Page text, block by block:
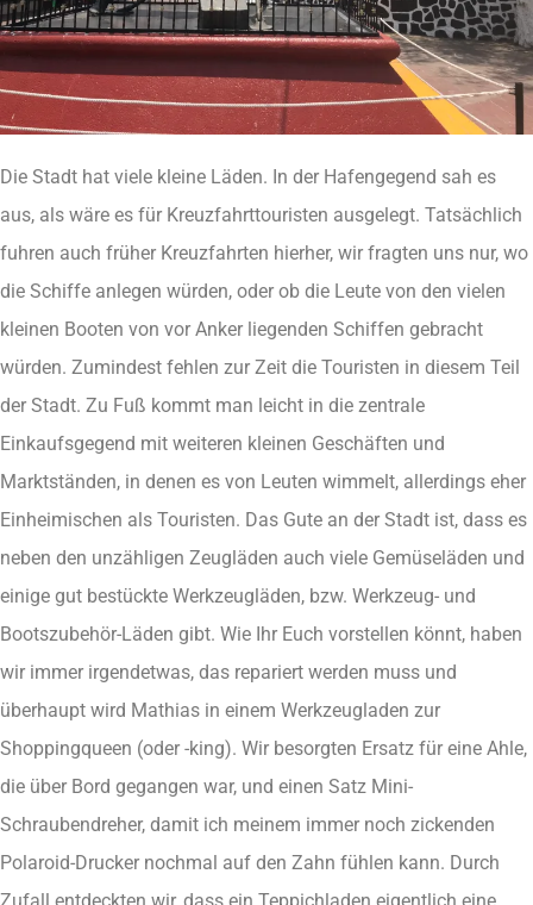
Die Stadt hat viele kleine Läden. In der Hafengegend sah es
aus, als wäre es für Kreuzfahrttouristen ausgelegt. Tatsächlich
fuhren auch früher Kreuzfahrten hierher, wir fragten uns nur, wo
die Schiffe anlegen würden, oder ob die Leute von den vielen
kleinen Booten von vor Anker liegenden Schiffen gebracht
würden. Zumindest fehlen zur Zeit die Touristen in diesem Teil
der Stadt. Zu Fuß kommt man leicht in die zentrale
Einkaufsgegend mit weiteren kleinen Geschäften und
Marktständen, in denen es von Leuten wimmelt, allerdings eher
Einheimischen als Touristen. Das Gute an der Stadt ist, dass es
neben den unzähligen Zeugläden auch viele Gemüseläden und
einige gut bestückte Werkzeugläden, bzw. Werkzeug- und
Bootszubehör-Läden gibt. Wie Ihr Euch vorstellen könnt, haben
wir immer irgendetwas, das repariert werden muss und
überhaupt wird Mathias in einem Werkzeugladen zur
Shoppingqueen (oder -king). Wir besorgten Ersatz für eine Ahle,
die über Bord gegangen war, und einen Satz Mini-
Schraubendreher, damit ich meinem immer noch zickenden
Polaroid-Drucker nochmal auf den Zahn fühlen kann. Durch